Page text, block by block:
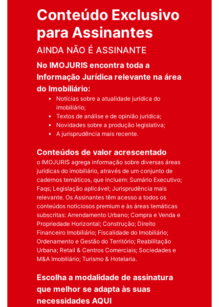
Conteúdo Exclusivo
para Assinantes
AINDA NÃO É ASSINANTE
No IMOJURIS encontra toda a
Informação Jurídica relevante na área
do Imobiliário:
Notícias sobre a atualidade jurídica do
imobiliário;
Textos de análise e de opinião jurídica;
Novidades sobre a produção legislativa;
A jurisprudência mais recente.
Conteúdos de valor acrescentado
o IMOJURIS agrega informação sobre diversas áreas
jurídicas do imobiliário, através de um conjunto de
cadernos temáticos, que incluem: Sumário Executivo;
Faqs; Legislação aplicável; Jurisprudência mais
relevante. Os Assinantes têm acesso a todos os
conteúdos noticiosos premium e às áreas temáticas
subscritas: Arrendamento Urbano; Compra e Venda e
Propriedade Horizontal; Construção; Direito
Financeiro Imobiliário; Fiscalidade do Imobiliário;
Ordenamento e Gestão do Território; Reabilitação
Urbana; Retail & Centros Comerciais; Sociedades e
M&A Imobiliário; Turismo & Hotelaria.
Escolha a modalidade de assinatura
que melhor se adapta às suas
necessidades AQUI